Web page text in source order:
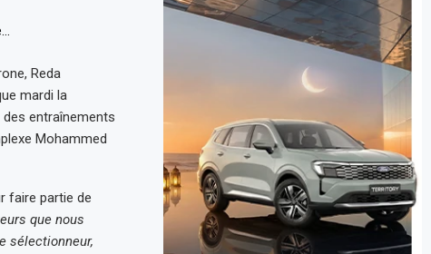
Reda
mardi la
des entraînements
Mohammed
faire partie de
que nous
sélectionneur,